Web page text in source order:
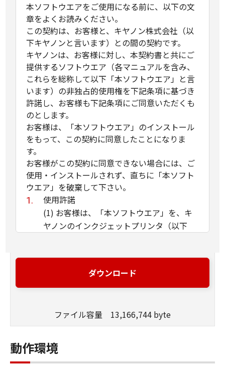
本ソフトウエアをご使用になる前に、以下の文
章をよくお読みください。
この契約は、お客様と、キヤノン株式会社（以
下キヤノンと言います）との間の契約です。
キヤノンは、お客様に対し、本契約書と共にご
提供するソフトウエア（各マニュアルを含み、
これらを総称して以下「本ソフトウエア」と言
います）の非独占的使用権を下記条項に基づき
許諾し、お客様も下記条項にご同意いただくも
のとします。
お客様は、「本ソフトウエア」のインストール
をもって、この契約に同意したことになりま
す。
お客様がこの契約に同意できない場合には、ご
使用・インストールされず、直ちに「本ソフト
ウエア」を破棄して下さい。
使用許諾
(1) お客様は、「本ソフトウエア」を、キ
ヤノンのインクジェットプリンタ（以下
とは、「許諾ソフトウエア」をコンピュー
タの記憶媒体上にインストールすること、
と、アクセスすること、読み出すこと、も
しくは実行することのいずれも含むものと
します）することができます。お客様はま
た、お客様が「プリンタ」を使用すること
ダウンロード
ファイル容量 13,166,744 byte
動作環境